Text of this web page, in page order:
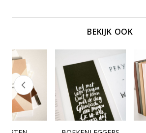
BEKIJK OOK